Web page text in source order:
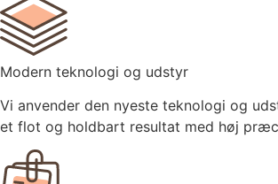
Modern teknologi og udstyr
Vi anvender den nyeste teknologi og
et flot og holdbart resultat med høj